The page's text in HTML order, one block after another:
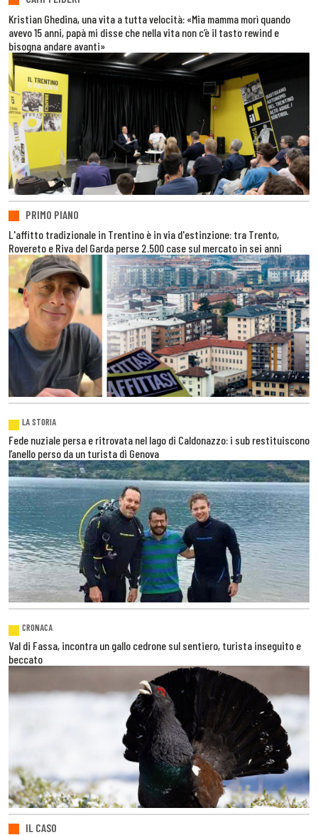
Kristian Ghedina, una vita a tutta velocità: «Mia mamma morì quando
avevo 15 anni, papà mi disse che nella vita non c’è il tasto rewind e
bisogna andare avanti»
PRIMO PIANO
L'affitto tradizionale in Trentino è in via d'estinzione: tra Trento,
Rovereto e Riva del Garda perse 2.500 case sul mercato in sei anni
LA STORIA
Fede nuziale persa e ritrovata nel lago di Caldonazzo: i sub restituiscono
l’anello perso da un turista di Genova
CRONACA
Val di Fassa, incontra un gallo cedrone sul sentiero, turista inseguito e
beccato
IL CASO